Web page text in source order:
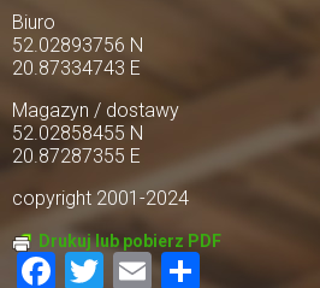
Biuro
52.02893756 N
20.87334743 E
Magazyn / dostawy
52.02858455 N
20.87287355 E
copyright 2001-2024
Drukuj lub pobierz PDF
Facebook
Twitter
EmailShare